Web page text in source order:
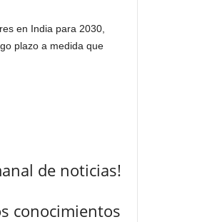
en India para 2030,
plazo a medida que
de noticias!
conocimientos